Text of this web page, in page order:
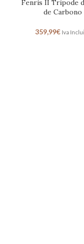
Fenris II Tripode
de Carbono
359,99€ Iva